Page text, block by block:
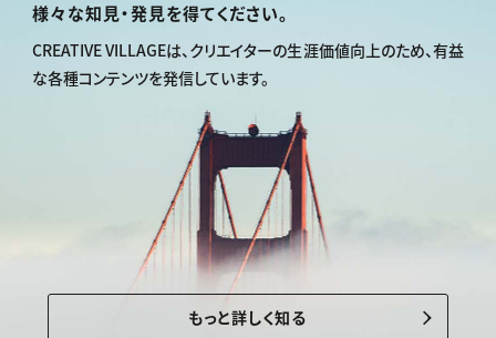
様々な知見・発見を得てください。
CREATIVE VILLAGEは、 クリエイターの生涯価値向上のため、有益
な各種コンテンツを発信しています。
もっと詳しく知る